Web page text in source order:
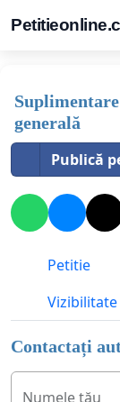
generală
Publică
Petitie
Contactați
Numele tău